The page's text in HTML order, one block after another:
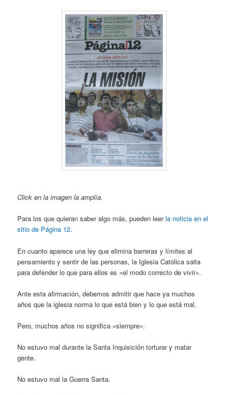
Click en la imagen la amplía.
Para los que quieran saber algo más, pueden leerla noticia en el
sitio de Página 12.
En cuanto aparece una ley que elimina barreras y límites al
pensamiento y sentir de las personas, la Iglesia Católica salta
para defender lo que para ellos es «el modo correcto de vivir».
Ante esta afirmación, debemos admitir que hace ya muchos
años que la iglesia norma lo que está bien y lo que está mal.
Pero, muchos años no significa «siempre».
No estuvo mal durante la Santa Inquisición torturar y matar
gente.
No estuvo mal la Guerra Santa.